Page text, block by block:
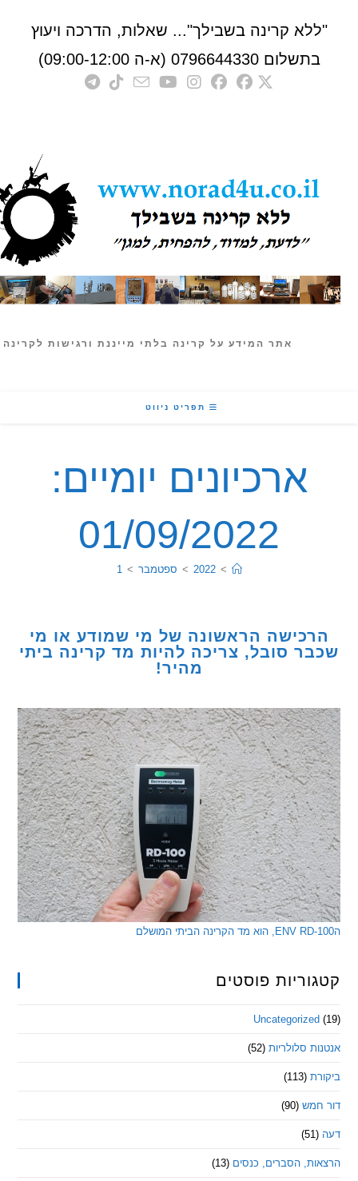
קרינה בשבילך"... שאלות, הדרכה ויעוץ
0796644330 (א-ה 09:00-12:00)
אתר המידע על קרינה בלתי מייננת ורגישות לקרינה
תפריט ניווט
ארכיונים יומיים:
01/09/2022
2022
> ספטמבר >
1
הראשונה של מי שמודע או מי
סובל, צריכה להיות מד קרינה ביתי
מהיר!
פוסטים
סלולריות (52)
(90)
הסברים, כנסים (13)